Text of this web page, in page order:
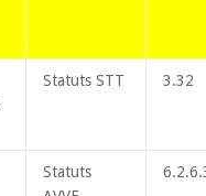
Statuts STT 3.32
Statuts